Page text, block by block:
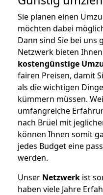
Sie planen einen
möchten dabei
Dann sind Sie bei uns
Netzwerk bieten Ihnen
kostengünstige
fairen Preisen, damit
als die wichtigen
kümmern müssen.
umfangreiche
nach Brüel mit
können Ihnen somit
jedes Budget eine
werden.
Unser Netzwerk ist
haben viele Jahre